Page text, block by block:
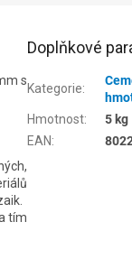
s
tím
Doplňkové
Kategorie:
Hmotnost:
5 kg
EAN: